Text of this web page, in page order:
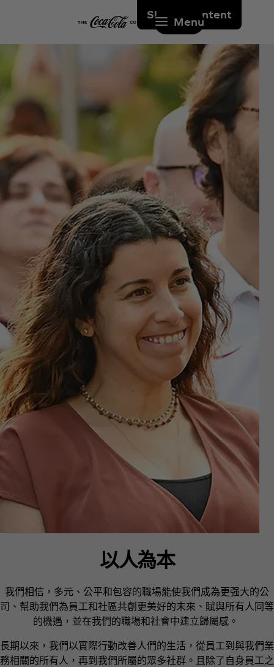
Skip to content
Menu
以人為本
我們相信，多元、公平和包容的職場能使我們成為更强大的公
司、幫助我們為員工和社區共創更美好的未來、賦與所有人同等
的機遇，並在我們的職場和社會中建立歸屬感。
長期以來，我們以實際行動改善人們的生活，從員工到與我們業
務相關的所有人，再到我們所屬的眾多社群。且除了自身員工之